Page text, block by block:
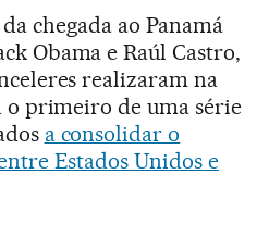
chegada ao Panamá
Obama e Raúl Castro,
realizaram na
primeiro de uma série
a consolidar o
Estados Unidos e